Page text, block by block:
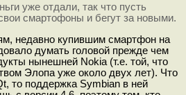
уже отдали, так что пусть
смартофоны и бегут за новыми.
недавно купившим смартфон на
думать головой прежде чем
нынешней Nokia (т.е. той, что
Элопа уже около двух лет). Что
то поддержка Symbian в ней